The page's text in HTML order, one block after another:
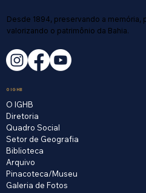
Desde 1894, preservando a
valorizando o patrimônio da Bahia.
O IGHB
O IGHB
Diretoria
Quadro Social
Setor de Geografia
Biblioteca
Arquivo
Pinacoteca/Museu
Galeria de Fotos